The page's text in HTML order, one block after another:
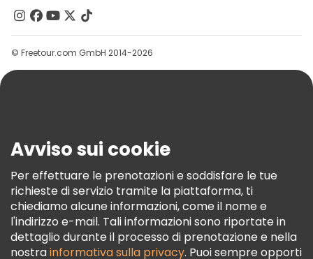
Contattaci
Gruppi
Aiuto
Termini E Condizioni
Informativa Sui Cookie
Freetour Premi
Programma Di Fidelizzazione
© Freetour.com GmbH 2014-2026
Avviso sui cookie
Per effettuare le prenotazioni e soddisfare le tue
richieste di servizio tramite la piattaforma, ti
chiediamo alcune informazioni, come il nome e
l'indirizzo e-mail. Tali informazioni sono riportate in
dettaglio durante il processo di prenotazione e nella
nostrainformativa sulla privacy. Puoi sempre opporti